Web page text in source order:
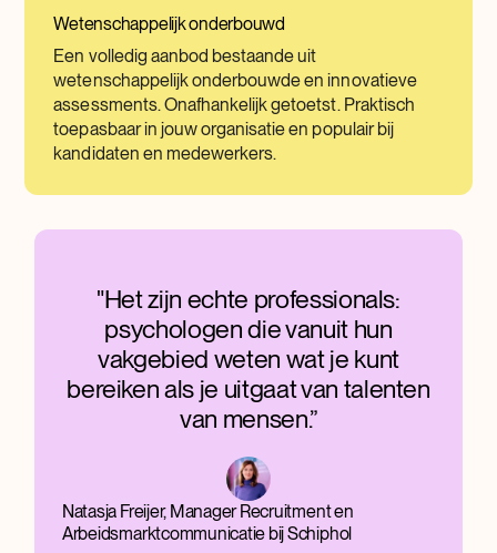
Wetenschappelijk onderbouwd
Een volledig aanbod bestaande uit
wetenschappelijk onderbouwde en innovatieve
assessments. Onafhankelijk getoetst. Praktisch
toepasbaar in jouw organisatie en populair bij
kandidaten en medewerkers.
"Het zijn echte professionals:
psychologen die vanuit hun
vakgebied weten wat je kunt
bereiken als je uitgaat van talenten
van mensen.”
Natasja Freijer, Manager Recruitment en
Arbeidsmarktcommunicatie bij Schiphol